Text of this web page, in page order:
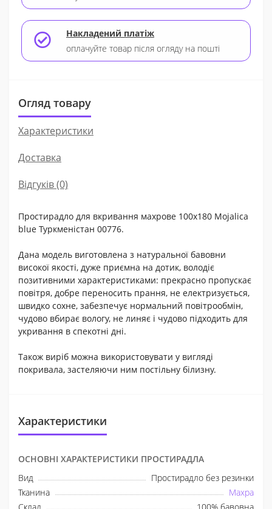
Накладений платіж
оплачуйте товар після огляду на пошті
Огляд товару
Характеристики
Доставка
Відгуків (0)
Простирадло для вкривання махрове 100x180 Mojalica
blue Туркменістан 00776.
Дана модель виготовлена з натуральної бавовни
високої якості, дуже приємна на дотик, володіє
позитивними характеристиками: прекрасно пропускає
повітря, добре переносить прання, не електризується,
швидко сохне, забезпечує нормальний повітрообмін,
чудово вбирає вологу, не линяє і чудово підходить для
укривання в спекотні дні.
Також виріб можна використовувати у вигляді
покривала, застеляючи ним постільну білизну.
Характеристики
ОСНОВНІ ХАРАКТЕРИСТИКИ ПРОСТИРАДЛА
Вид
Простирадло без резинки
Тканина
Махра
Склад
100% бавовна